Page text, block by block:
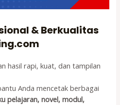
& Berkualitas
hasil rapi, kuat, dan tampilan
Anda mencetak berbagai
pelajaran, novel, modul,